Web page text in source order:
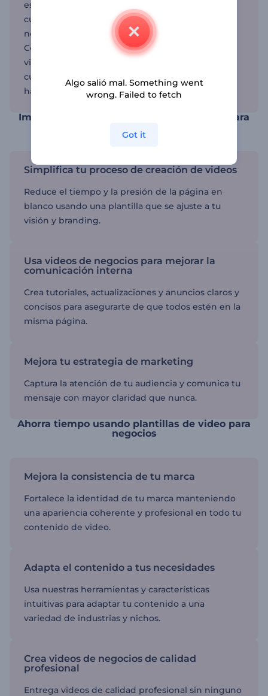
especialistas de marketing, emprendedores y
cualquier persona que busque crear videos de
negocios que impresionen a los espectadores.
Con herramientas como nuestro creador de
videos animados, Renderforest te permite crear
cualquier cosa, desde tutoriales empresariales
hasta videos explicativos.
Impulsa tu marca con plantillas de video para
Simplifica tu proceso de creación de videos
Reduce el tiempo y la presión de la página en
blanco usando una plantilla que se ajuste a tu
visión y branding.
Usa videos de negocios para mejorar la
comunicación interna
Crea tutoriales, actualizaciones y anuncios claros y
concisos para asegurarte de que todos estén en la
misma página.
Mejora tu estrategia de marketing
Captura la atención de tu audiencia y comunica tu
mensaje con mayor claridad que nunca.
Ahorra tiempo usando plantillas de video para
negocios
Mejora la consistencia de tu marca
Fortalece la identidad de tu marca manteniendo
una apariencia coherente y profesional en todo tu
contenido de video.
Adapta el contenido a tus necesidades
Usa nuestras herramientas y características
intuitivas para adaptar tu contenido a una
variedad de industrias y nichos.
Crea videos de negocios de calidad
profesional
Entrega videos de calidad profesional sin ninguno
Algo salió mal. Something went
wrong. Failed to fetch
Got it